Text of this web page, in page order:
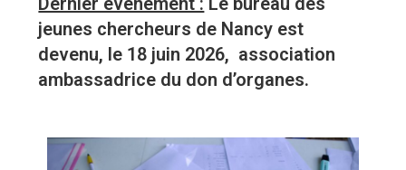
jeunes chercheurs de Nancy est
devenu, le 18 juin 2026, association
ambassadrice du don d’organes.